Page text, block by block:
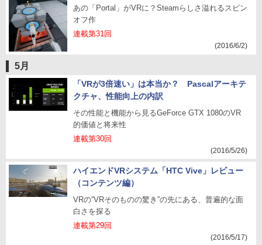
あの「Portal」がVRに？Steamらしさ溢れるスピン
オフ作
連載第31回
(2016/6/2)
5月
「VRが3倍速い」は本当か？ Pascalアーキテ
クチャ、性能向上の内訳
その性能と機能から見るGeForce GTX 1080のVR
的価値と将来性
連載第30回
(2016/5/26)
ハイエンドVRシステム「HTC Vive」レビュー
（コンテンツ編）
VRの“VRそのものの驚き”の先にある、普遍的な面
白さを探る
連載第29回
(2016/5/17)